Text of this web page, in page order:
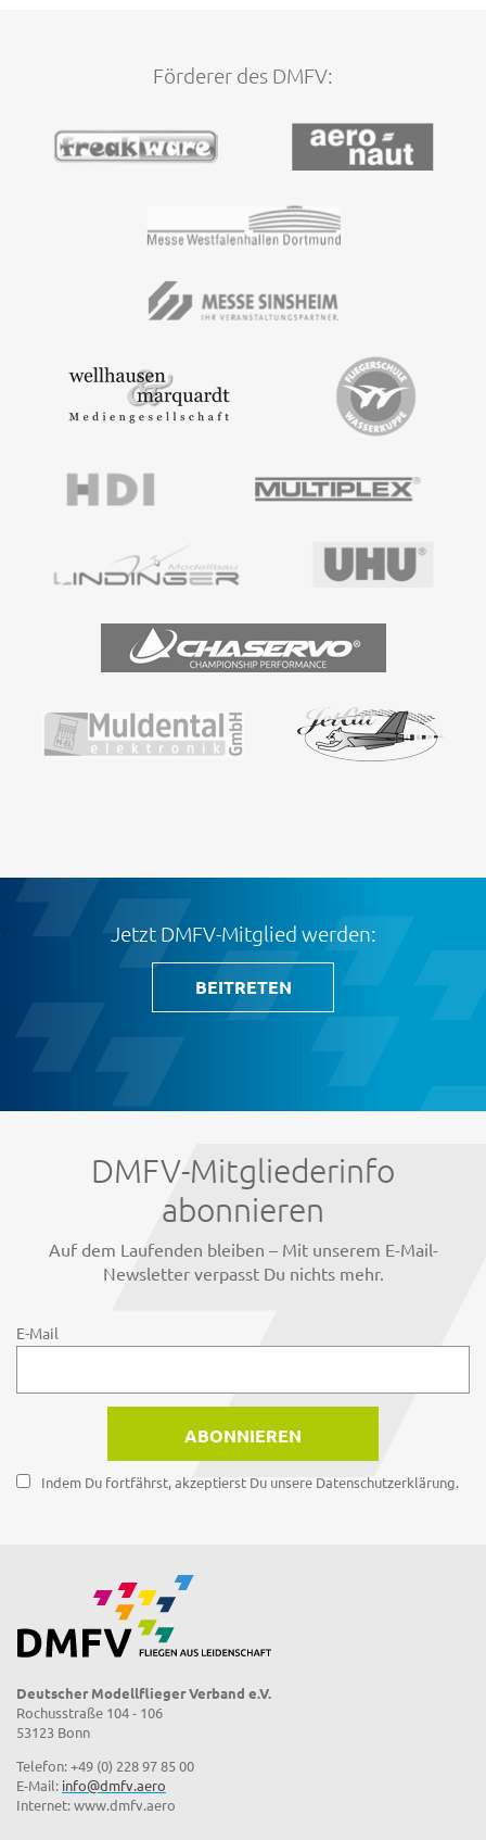
Förderer des DMFV:
Jetzt DMFV-Mitglied werden:
BEITRETEN
DMFV-Mitgliederinfo
abonnieren
Auf dem Laufenden bleiben – Mit unserem E-Mail-
Newsletter verpasst Du nichts mehr.
E-Mail
Indem Du fortfährst, akzeptierst Du unsere Datenschutzerklärung.
Deutscher Modellflieger Verband e.V.
Rochusstraße 104 - 106
53123 Bonn
Telefon: +49 (0) 228 97 85 00
E-Mail: info@dmfv.aero
Internet: www.dmfv.aero